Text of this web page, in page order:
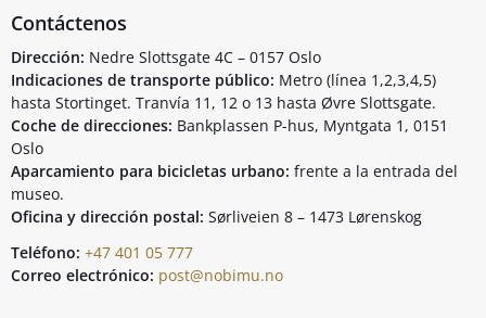
Contáctenos
Dirección: Nedre Slottsgate 4C – 0157 Oslo
Indicaciones de transporte público: Metro (línea 1,2,3,4,5)
hasta Stortinget. Tranvía 11, 12 o 13 hasta Øvre Slottsgate.
Coche de direcciones: Bankplassen P-hus, Myntgata 1, 0151
Oslo
Aparcamiento para bicicletas urbano: frente a la entrada del
museo.
Oficina y dirección postal: Sørliveien 8 – 1473 Lørenskog
Teléfono: +47 401 05 777
Correo electrónico: post@nobimu.no